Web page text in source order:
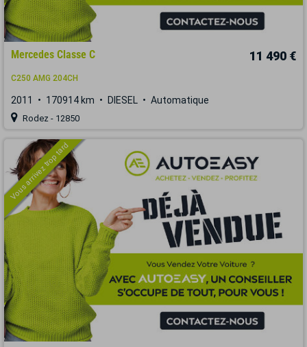
Mercedes Classe C 11 490 €
C250 AMG 204CH
2011 170914 km DIESEL Automatique
Rodez - 12850
Vous arrivez trop tard